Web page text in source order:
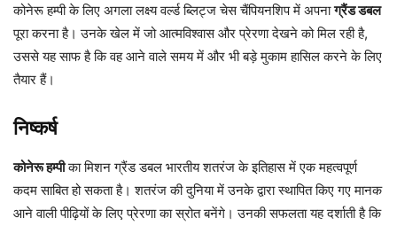
कोनेरू हम्पी के लिए अगला लक्ष्य वर्ल्ड ब्लिट्ज चेस चैंपियनशिप में अपनाग्रैंड डबल
पूरा करना है। उनके खेल में जो आत्मविश्वास और प्रेरणा देखने को मिल रही है,
उससे यह साफ है कि वह आने वाले समय में और भी बड़े मुकाम हासिल करने के लिए
तैयार हैं।
निष्कर्ष
कोनेरू हम्पीका मिशन ग्रैंड डबल भारतीय शतरंज के इतिहास में एक महत्वपूर्ण
कदम साबित हो सकता है। शतरंज की दुनिया में उनके द्वारा स्थापित किए गए मानक
आने वाली पीढ़ियों के लिए प्रेरणा का स्रोत बनेंगे। उनकी सफलता यह दर्शाती है कि